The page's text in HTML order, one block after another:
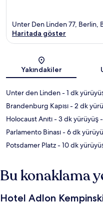
Unter Den Linden 77, Berlin,
Haritada göster
Yakındakiler
Unter den Linden- 1 dk
Brandenburg Kapısı- 2 dk
Holocaust Anıtı- 3 dk yürüyüş
Parlamento Binası- 6 dk
Potsdamer Platz- 10 dk
Bu konaklama
Hotel Adlon